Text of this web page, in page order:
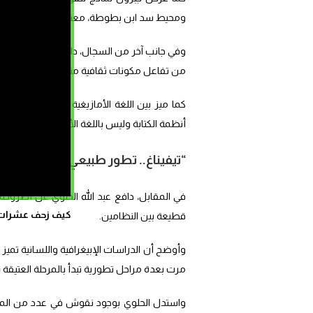
كيف زحف عشرات
ومحيط سد ابن بطوطة، معتبراً أنها “لا تزال
وفي جانب آخر من السجال، دافع جبرون عن
من تفاعل مكونات ثقافية متعددة”، رافضاً ما
كما ميز بين اللغة الأمازيغية باعتبارها لغة،
أنظمة الكتابة وليس باللغة الأمازيغية في حد
“تيفيناغ.. تطور طبيعي للكتابة
في المقابل، دافع عبد الله الحلوي عن أطروحة
قطيعة بين النظامين.
وأوضح أن الدراسات الإبيغرافية واللسانية تميز
مرت بعدة مراحل تطورية تبدأ بالمرحلة العتيقة
واستدل الحلوي بوجود نقوش في عدد من